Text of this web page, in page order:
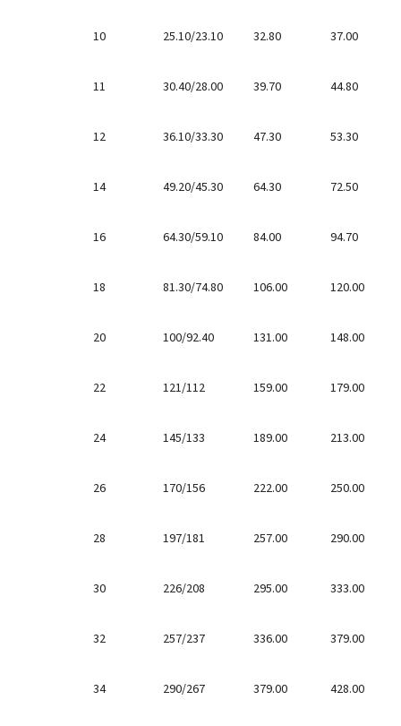
10 25.10/23.10 32.80 37.00
11 30.40/28.00 39.70 44.80
12 36.10/33.30 47.30 53.30
14 49.20/45.30 64.30 72.50
16 64.30/59.10 84.00 94.70
18 81.30/74.80 106.00 120.00
20 100/92.40 131.00 148.00
22 121/112 159.00 179.00
24 145/133 189.00 213.00
26 170/156 222.00 250.00
28 197/181 257.00 290.00
30 226/208 295.00 333.00
32 257/237 336.00 379.00
34 290/267 379.00 428.00